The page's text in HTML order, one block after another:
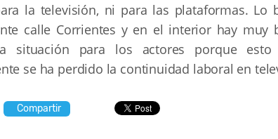
la televisión, ni para las plataformas. Lo
calle Corrientes y en el interior hay
situación para los actores porque
se ha perdido la continuidad laboral en
Compartir